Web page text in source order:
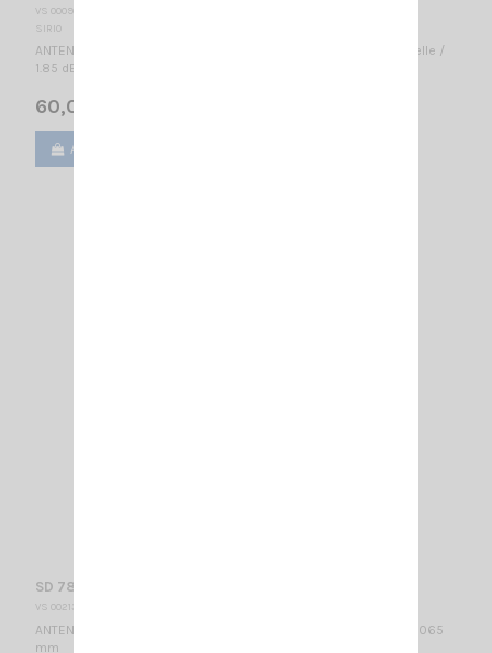
VS 000925
SIRIO
ANTENNE FIXE VHF 87...194 MHz LONG BOOM / 1/2 λ - Directionnelle /
1.85 dBd - 4 dBi / 1600 x 1030 mm
60,00 €
Ajouter au panier
SD 78 SIRIO
VS 002135
ANTENNE FIXE VHF 78...88 MHz / 1/2 λ / 1.85 dBd - 4 dBi / 1675 x 1065
mm